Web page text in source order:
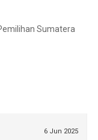
6 Jun 2025